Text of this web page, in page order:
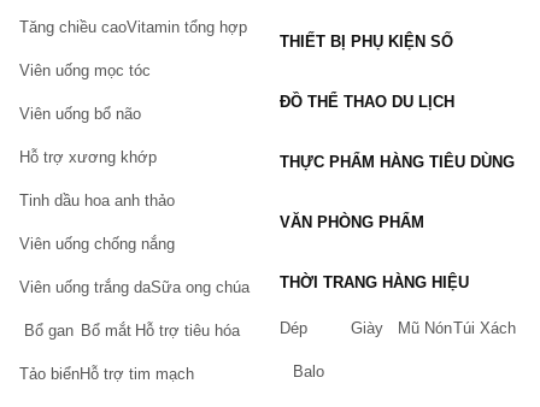
Tăng chiều caoVitamin tổng hợp
Viên uống mọc tóc
Viên uống bổ não
Hỗ trợ xương khớp
Tinh dầu hoa anh thảo
Viên uống chống nắng
Viên uống trắng daSữa ong chúa
Bổ gan Bổ mắt Hỗ trợ tiêu hóa
Tảo biểnHỗ trợ tim mạch
THIẾT BỊ PHỤ KIỆN SỐ
ĐỒ THỂ THAO DU LỊCH
THỰC PHẨM HÀNG TIÊU DÙNG
VĂN PHÒNG PHẨM
THỜI TRANG HÀNG HIỆU
Dép Giày Mũ NónTúi Xách
Balo